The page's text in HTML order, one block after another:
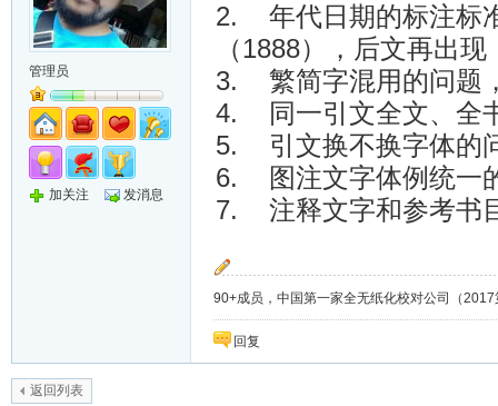
管理员
加关注 发消息
2. 年代日期的标注标
（1888），后文再出
3. 繁简字混用的问题
4. 同一引文全文、全
5. 引文换不换字体的
6. 图注文字体例统一
7. 注释文字和参考书
90+成员，中国第一家全无纸化校对公司（
回复
返回列表